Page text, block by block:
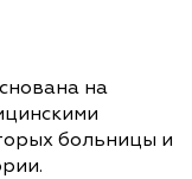
на
больницы и